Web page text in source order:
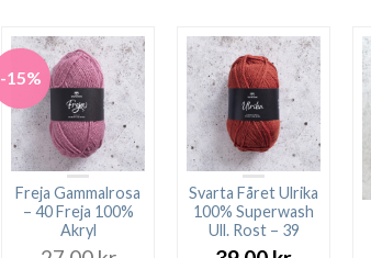
-15%
Freja Gammalrosa
– 40 Freja 100%
Akryl
Svarta Fåret Ulrika
100% Superwash
Ull. Rost – 39